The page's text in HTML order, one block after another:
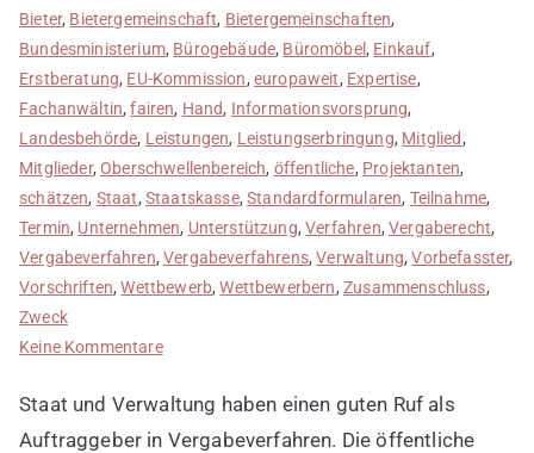
Bieter, Bietergemeinschaft, Bietergemeinschaften,
Bundesministerium, Bürogebäude, Büromöbel, Einkauf,
Erstberatung, EU-Kommission, europaweit, Expertise,
Fachanwältin,fairen, Hand, Informationsvorsprung,
Landesbehörde, Leistungen, Leistungserbringung, Mitglied,
Mitglieder,Oberschwellenbereich, öffentliche, Projektanten,
schätzen, Staat, Staatskasse,Standardformularen, Teilnahme,
Termin, Unternehmen, Unterstützung,Verfahren,Vergaberecht,
Vergabeverfahren,Vergabeverfahrens,Verwaltung,Vorbefasster,
Vorschriften,Wettbewerb,Wettbewerbern, Zusammenschluss,
Zweck
Keine Kommentarezu
an
Ausschreibungsverfahren
Staat und Verwaltung haben einen guten Ruf als
Auftraggeber in Vergabeverfahren. Die öffentliche